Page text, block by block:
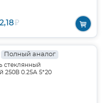
₽
Полный аналог
стеклянный
250В 0.25А 5*20